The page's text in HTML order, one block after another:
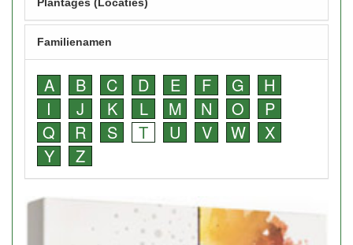
Familienamen
A B C D E F G
H
I
J K L M N O
P
Q
R S T U V W
X
Y
Z